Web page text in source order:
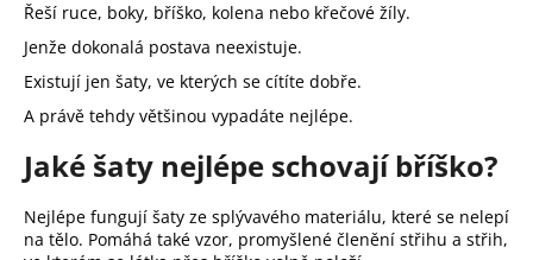
Řeší ruce, boky, bříško, kolena nebo křečové žíly.
Jenže dokonalá postava neexistuje.
Existují jen šaty, ve kterých se cítíte dobře.
A právě tehdy většinou vypadáte nejlépe.
Jaké šaty nejlépe schovají bříško?
Nejlépe fungují šaty ze splývavého materiálu, které se nelepí
na tělo. Pomáhá také vzor, promyšlené členění střihu a střih,